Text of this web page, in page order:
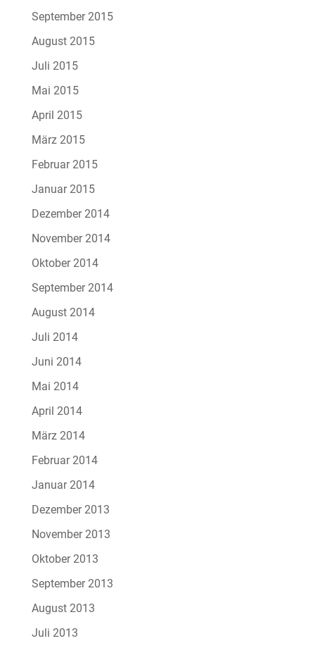
September 2015
August 2015
Juli 2015
Mai 2015
April 2015
März 2015
Februar 2015
Januar 2015
Dezember 2014
November 2014
Oktober 2014
September 2014
August 2014
Juli 2014
Juni 2014
Mai 2014
April 2014
März 2014
Februar 2014
Januar 2014
Dezember 2013
November 2013
Oktober 2013
September 2013
August 2013
Juli 2013